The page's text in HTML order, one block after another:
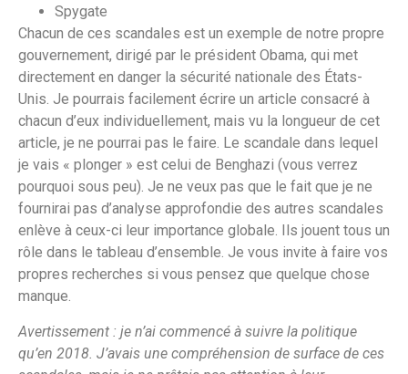
Spygate
Chacun de ces scandales est un exemple de notre propre
gouvernement, dirigé par le président Obama, qui met
directement en danger la sécurité nationale des États-
Unis. Je pourrais facilement écrire un article consacré à
chacun d’eux individuellement, mais vu la longueur de cet
article, je ne pourrai pas le faire. Le scandale dans lequel
je vais « plonger » est celui de Benghazi (vous verrez
pourquoi sous peu). Je ne veux pas que le fait que je ne
fournirai pas d’analyse approfondie des autres scandales
enlève à ceux-ci leur importance globale. Ils jouent tous un
rôle dans le tableau d’ensemble. Je vous invite à faire vos
propres recherches si vous pensez que quelque chose
manque.
Avertissement : je n’ai commencé à suivre la politique
qu’en 2018. J’avais une compréhension de surface de ces